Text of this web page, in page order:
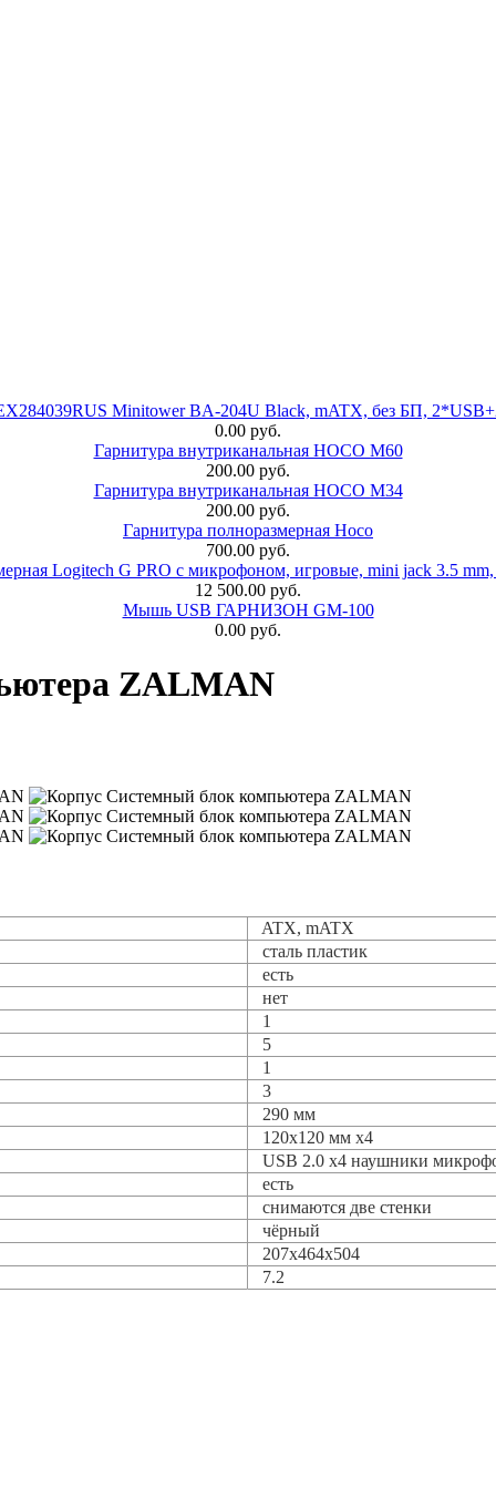
Minitower BA-204U Black, mATX, без БП,
0.00 руб.
Гарнитура внутриканальная HOCO M60
200.00 руб.
Гарнитура внутриканальная HOCO M34
200.00 руб.
Гарнитура полноразмерная Hoco
700.00 руб.
Logitech G PRO с микрофоном, игровые, mini jack 3.5
12 500.00 руб.
Мышь USB ГАРНИЗОН GM-100
0.00 руб.
ZALMAN
ATX, mATX
сталь пластик
есть
нет
1
5
1
3
290 мм
120x120 мм x4
USB 2.0 x4 наушники
есть
снимаются две стенки
чёрный
207x464x504
7.2